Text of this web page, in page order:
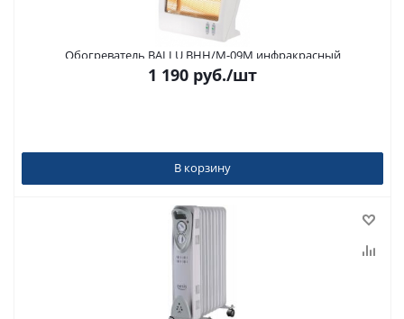
Обогреватель BALLU BHH/M-09M инфракрасный
1 190 руб./шт
В корзину